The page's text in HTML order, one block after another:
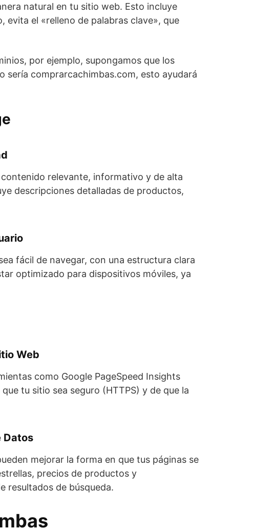
natural en tu sitio web. Esto incluye
el «relleno de palabras clave», que
por ejemplo, supongamos que los
sería comprarcachimbas.com, esto ayudará
relevante, informativo y de alta
descripciones detalladas de productos,
fácil de navegar, con una estructura clara
optimizado para dispositivos móviles, ya
Web
como Google PageSpeed Insights
tu sitio sea seguro (HTTPS) y de que la
Datos
mejorar la forma en que tus páginas se
precios de productos y
resultados de búsqueda.